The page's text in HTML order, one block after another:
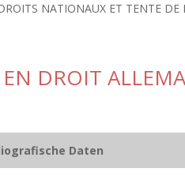
NATIONAUX ET TENTE
EN DROIT
Daten